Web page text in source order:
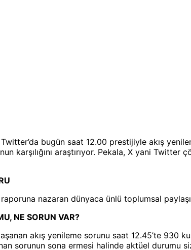
bugün saat 12.00 prestijiyle akış
karşılığını araştırıyor. Pekala, X yani
nazaran dünyaca ünlü toplumsal
NE SORUN VAR?
akış yenileme sorunu saat 12.45’te 930
sorunun sona ermesi halinde aktüel durumu